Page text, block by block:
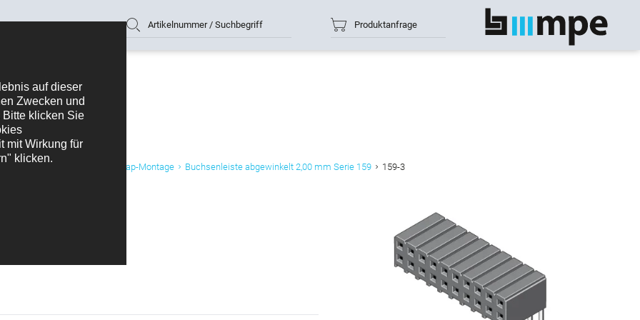
Artikelnummer / Suchbegriff Produktanfrage Alle anzeigen
SMD-, Wellenlöt- und Wire-Wrap-Montage Buchsenleiste abgewinkelt 2,00 mm Serie 159 159-3